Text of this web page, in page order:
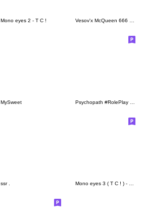
Mono eyes 2 - T C ! Vesov'x McQueen 666 - Emoji
MySweet
ssr .